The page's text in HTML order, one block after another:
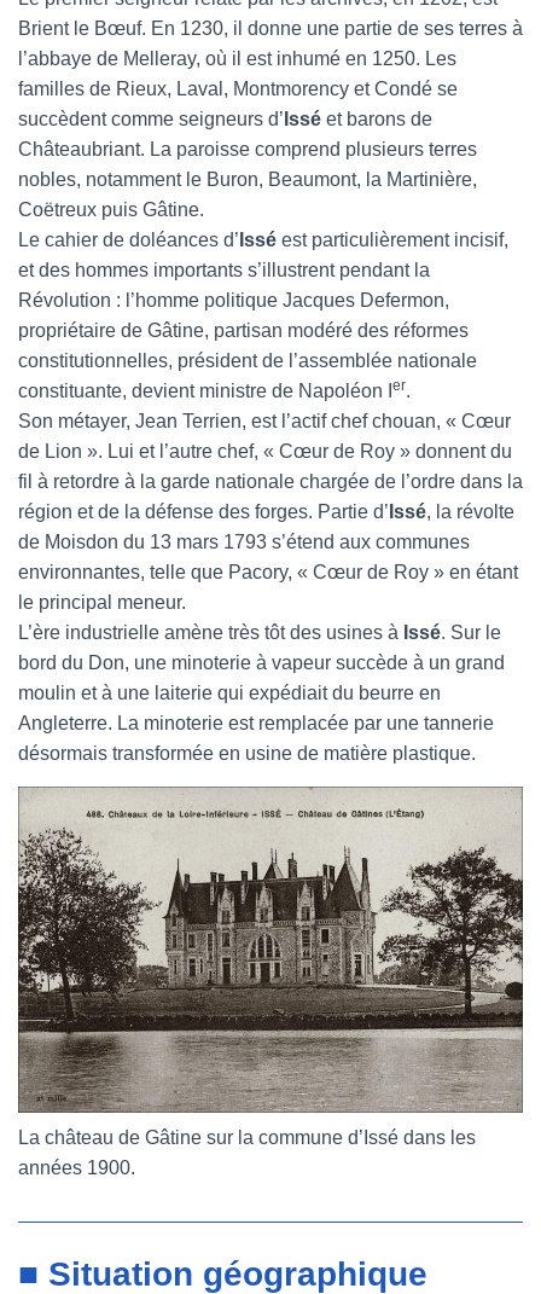
Brient le Bœuf. En 1230, il donne une partie de ses terres à
l’abbaye de Melleray, où il est inhumé en 1250. Les
familles de Rieux, Laval, Montmorency et Condé se
succèdent comme seigneurs d’ Issé et barons de
Châteaubriant. La paroisse comprend plusieurs terres
nobles, notamment le Buron, Beaumont, la Martinière,
Coëtreux puis Gâtine.
Le cahier de doléances d’ Issé est particulièrement incisif,
et des hommes importants s’illustrent pendant la
Révolution : l’homme politique Jacques Defermon,
propriétaire de Gâtine, partisan modéré des réformes
constitutionnelles, président de l’assemblée nationale
constituante, devient ministre de Napoléon I
er.
Son métayer, Jean Terrien, est l’actif chef chouan, « Cœur
de Lion ». Lui et l’autre chef, « Cœur de Roy » donnent du
fil à retordre à la garde nationale chargée de l’ordre dans la
région et de la défense des forges. Partie d’ Issé, la révolte
de Moisdon du 13 mars 1793 s’étend aux communes
environnantes, telle que Pacory, « Cœur de Roy » en étant
le principal meneur.
L’ère industrielle amène très tôt des usines à Issé. Sur le
bord du Don, une minoterie à vapeur succède à un grand
moulin et à une laiterie qui expédiait du beurre en
Angleterre. La minoterie est remplacée par une tannerie
désormais transformée en usine de matière plastique.
La château de Gâtine sur la commune d’Issé dans les
années 1900.
■ Situation géographique